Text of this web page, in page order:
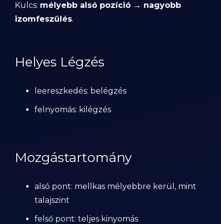
Kulcs: mélyebb alsó pozíció → nagyobb
izomfeszülés.
Helyes Légzés
leereszkedés: belégzés
felnyomás: kilégzés
Mozgástartomány
alsó pont: mellkas mélyebbre kerül, mint
talajszint
felső pont: teljes kinyomás